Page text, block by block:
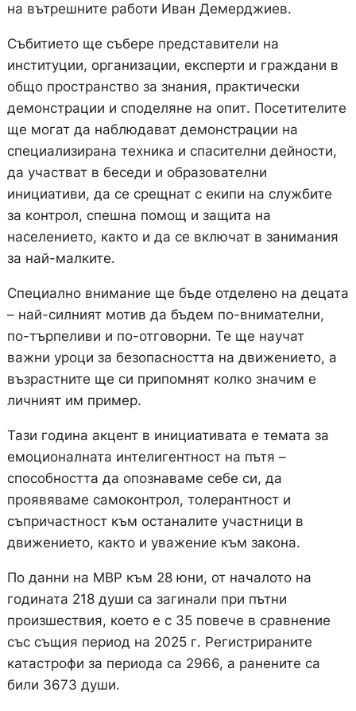
на вътрешните работи Иван Демерджиев.
Събитието ще събере представители на
институции, организации, експерти и граждани в
общо пространство за знания, практически
демонстрации и споделяне на опит. Посетителите
ще могат да наблюдават демонстрации на
специализирана техника и спасителни дейности,
да участват в беседи и образователни
инициативи, да се срещнат с екипи на службите
за контрол, спешна помощ и защита на
населението, както и да се включат в занимания
за най-малките.
Специално внимание ще бъде отделено на децата
– най-силният мотив да бъдем по-внимателни,
по-търпеливи и по-отговорни. Те ще научат
важни уроци за безопасността на движението, а
възрастните ще си припомнят колко значим е
личният им пример.
Тази година акцент в инициативата е темата за
емоционалната интелигентност на пътя –
способността да опознаваме себе си, да
проявяваме самоконтрол, толерантност и
съпричастност към останалите участници в
движението, както и уважение към закона.
По данни на МВР към 28 юни, от началото на
годината 218 души са загинали при пътни
произшествия, което е с 35 повече в сравнение
със същия период на 2025 г. Регистрираните
катастрофи за периода са 2966, а ранените са
били 3673 души.